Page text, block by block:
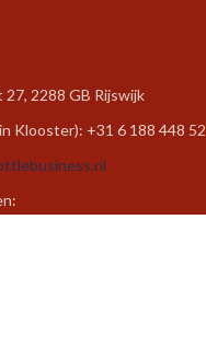
2288 GB Rijswijk
Klooster): +31 6 188 448 52